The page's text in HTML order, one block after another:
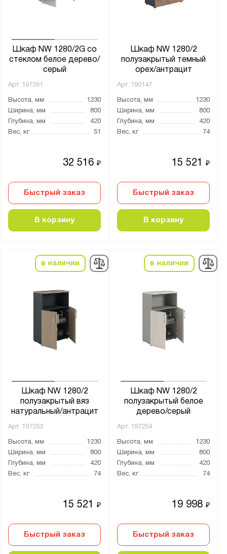
Шкаф NW 1280/2G со
стеклом белое дерево/
серый
Арт. 197261
Высота, мм
1230
Ширина, мм
800
Глубина, мм
420
Вес, кг
51
32 516₽
Быстрый заказ
В корзину
Шкаф NW 1280/2
полузакрытый темный
орех/антрацит
Арт. 190147
Высота, мм
1230
Ширина, мм
800
Глубина, мм
420
Вес, кг
74
15 521₽
Быстрый заказ
В корзину
в наличии
Шкаф NW 1280/2
полузакрытый вяз
натуральный/антрацит
Арт. 197253
Высота, мм
1230
Ширина, мм
800
Глубина, мм
420
Вес, кг
74
15 521₽
Быстрый заказ
в наличии
Шкаф NW 1280/2
полузакрытый белое
дерево/серый
Арт. 197254
Высота, мм
1230
Ширина, мм
800
Глубина, мм
420
Вес, кг
74
19 998₽
Быстрый заказ